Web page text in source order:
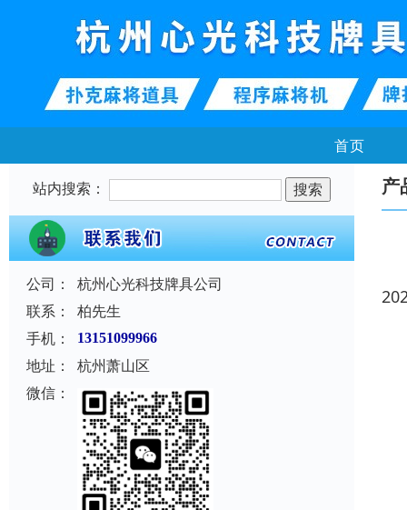
首页
站内搜索：
公司：
杭州心光科技牌具公司
联系：
柏先生
手机：
13151099966
地址：
杭州萧山区
微信：
产